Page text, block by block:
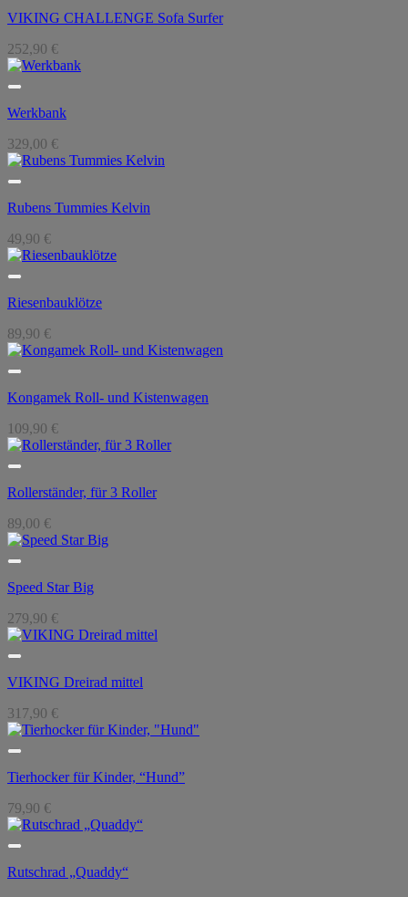
VIKING CHALLENGE Sofa Surfer
252,90 €
Werkbank
329,00 €
Rubens Tummies Kelvin
49,90 €
Riesenbauklötze
89,90 €
Kongamek Roll- und Kistenwagen
109,90 €
Rollerständer, für 3 Roller
89,00 €
Speed Star Big
279,90 €
VIKING Dreirad mittel
317,90 €
Tierhocker für Kinder, “Hund”
79,90 €
Rutschrad „Quaddy“